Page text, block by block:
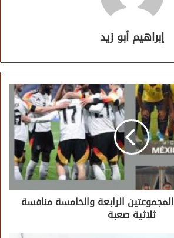
إبراهيم أبو زيد
كأس العالم 2026المجموعتين الرابعة والخامسة منافسة
ثلاثية صعبة